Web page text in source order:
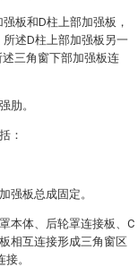
板和D柱上部加强板，
述D柱上部加强板另一
三角窗下部加强板连
肋。
：
强板总成固定。
本体、后轮罩连接板、C
相互连接形成三角窗区
。